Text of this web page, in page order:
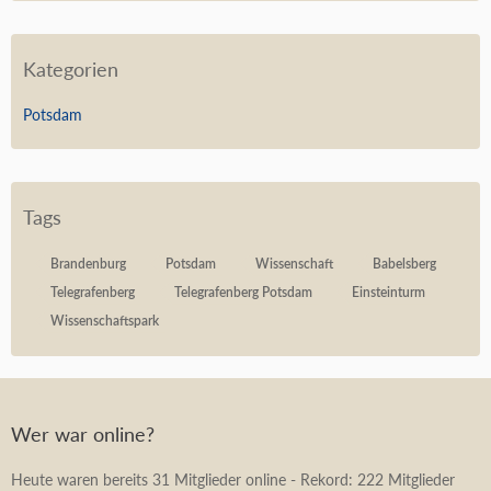
Kategorien
Potsdam
Tags
Brandenburg Potsdam Wissenschaft Babelsberg
Telegrafenberg Telegrafenberg Potsdam Einsteinturm
Wissenschaftspark
Wer war online?
Heute waren bereits 31 Mitglieder online - Rekord: 222 Mitglieder